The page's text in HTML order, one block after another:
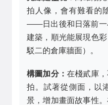
拍人像，會有難看的
——日出後和日落前一
建築，順光能展現色
駁二的倉庫牆面）。
構圖加分： 在棧貳庫
拍。試著從側面，以
景，增加畫面故事性